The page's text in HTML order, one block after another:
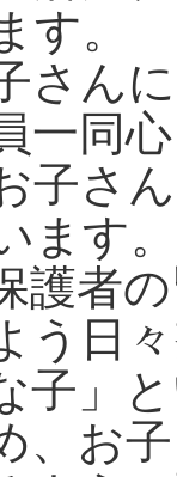
す。
さん
一同
子さ
ます。
護者
う日
子」
、お